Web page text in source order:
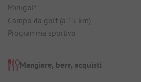
Minigolf
Campo da golf (a 15 km)
Programma sportivo
Mangiare, bere, acquisti